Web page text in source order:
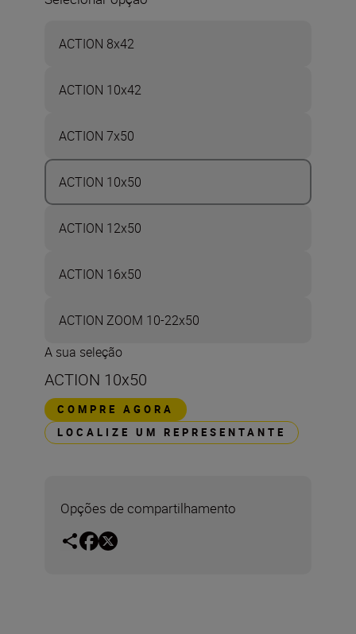
ACTION 8x42
ACTION 10x42
ACTION 7x50
ACTION 10x50
ACTION 12x50
ACTION 16x50
ACTION ZOOM 10-22x50
A sua seleção
ACTION 10x50
COMPRE AGORA
LOCALIZE UM REPRESENTANTE
Opções de compartilhamento